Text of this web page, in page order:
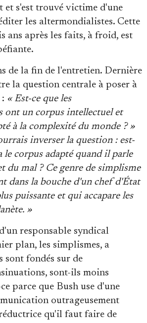
et s'est trouvé victime d'une
les altermondialistes. Cette
ans après les faits, à froid, est
de la fin de l'entretien. Dernière
la question centrale à poser à
« Est-ce que les
ont un corpus intellectuel et
à la complexité du monde ? »
inverser la question : est-
le corpus adapté quand il parle
du mal ? Ce genre de simplisme
dans la bouche d'un chef d'État
puissante et qui accapare les
»
responsable syndical
plan, les simplismes, a
fondés sur de
sont-ils moins
parce que Bush use d'une
outrageusement
qu'il faut faire de